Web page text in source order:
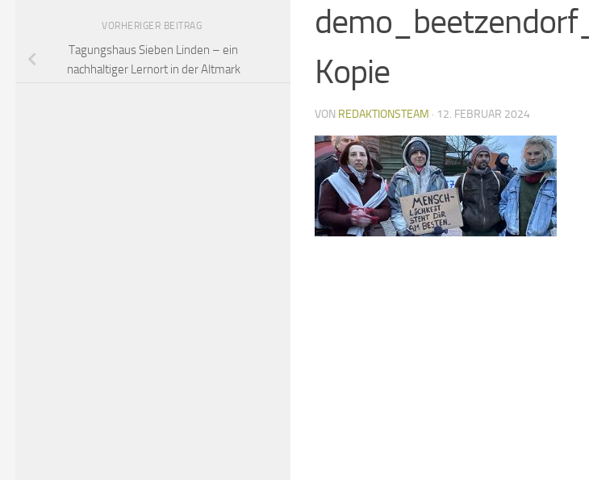
Kopie
VON REDAKTIONSTEAM · 12. FEBRUAR 2024
VORHERIGER BEITRAG
Tagungshaus Sieben Linden – ein
nachhaltiger Lernort in der Altmark